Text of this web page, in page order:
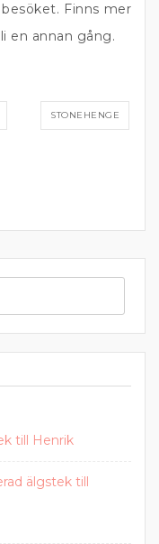
Finns mer
en annan gång.
STONEHENGE
till Henrik
älgstek till